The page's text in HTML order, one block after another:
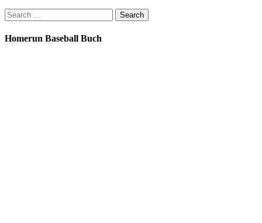
Search
for:
Homerun Baseball Buch